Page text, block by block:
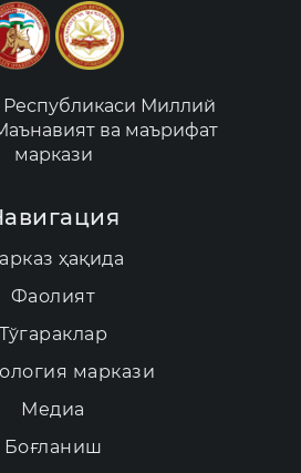
Республикаси Миллий
ва маърифат
маркази
ҳақида
Фаолият
Тўгараклар
маркази
Медиа
Боғланиш